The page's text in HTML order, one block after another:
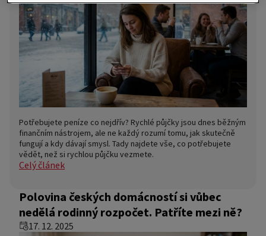
Potřebujete peníze co nejdřív? Rychlé půjčky jsou dnes běžným
finančním nástrojem, ale ne každý rozumí tomu, jak skutečně
fungují a kdy dávají smysl. Tady najdete vše, co potřebujete
vědět, než si rychlou půjčku vezmete.
Celý článek
Polovina českých domácností si vůbec
nedělá rodinný rozpočet. Patříte mezi ně?
17. 12. 2025